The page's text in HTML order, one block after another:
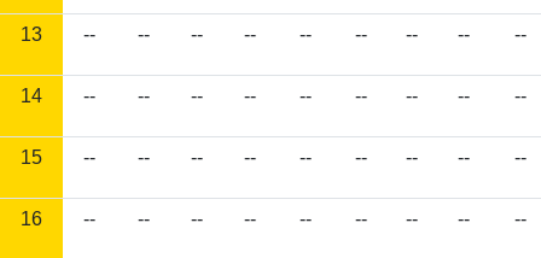
13 -- -- -- -- -- -- -- -- --
14 -- -- -- -- -- -- -- -- --
15 -- -- -- -- -- -- -- -- --
16 -- -- -- -- -- -- -- -- --